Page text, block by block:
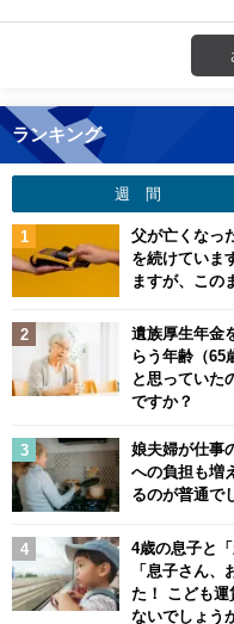
ランキング
週 間
父が亡くなっ
を続けていま
ますが、この
遺族厚生年金
らう年齢（65
と思っていた
ですか？
娘夫婦が仕事
への負担も増
るのが普通で
4歳の息子と
「息子さん、
た！ こども運
ないでしょう